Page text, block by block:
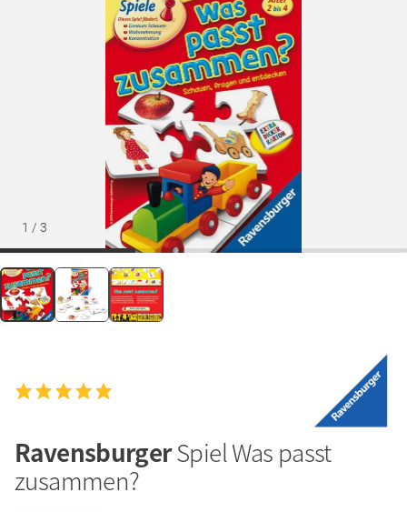
1 / 3
RavensburgerSpiel Was passt
zusammen?